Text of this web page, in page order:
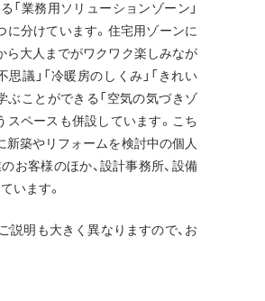
「業務用ソリューションゾーン」
に分けています。住宅用ゾーンに
ら大人までがワクワク楽しみなが
思議」「冷暖房のしくみ」「きれい
ぶことができる「空気の気づきゾ
スペースも併設しています。こち
新築やリフォームを検討中の個人
お客様のほか、設計事務所、設備
います。
説明も大きく異なりますので、お